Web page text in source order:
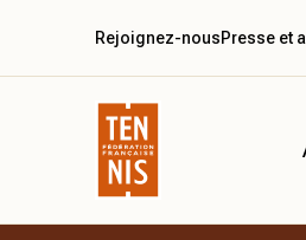
Rejoignez-nousPresse et